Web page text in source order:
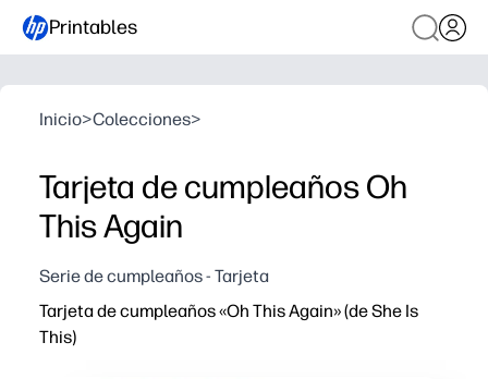
Printables
Inicio>Colecciones>
Tarjeta de cumpleaños Oh
This Again
Serie de cumpleaños - Tarjeta
Tarjeta de cumpleaños «Oh This Again» (de She Is
This)